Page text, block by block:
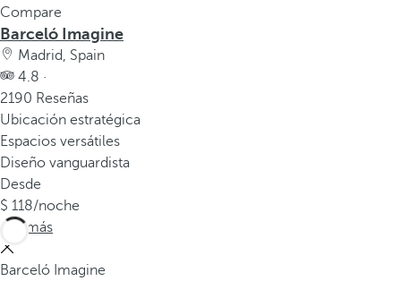
Compare
Barceló Imagine
Madrid, Spain
4.8 ·
2190 Reseñas
Ubicación estratégica
Espacios versátiles
Diseño vanguardista
Desde
118/noche
Ver más
Barceló Imagine